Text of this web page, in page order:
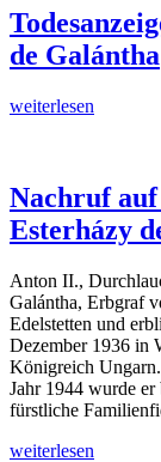
de Galántha
Todesanzeige
Esterházy
de
Galántha
weiterlesen
Nachruf
Esterházy
Anton II.,
Galántha, Erbgraf
Edelstetten und
Dezember 1936 in
Königreich
Jahr 1944 wurde er
fürstliche
Nachruf
weiterlesen